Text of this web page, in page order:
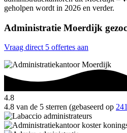
geholpen wordt in 2026 en verder.
Administratie Moerdijk
Vraag direct 5 offertes aan
4.8
4.8 van de 5 sterren (gebaseerd op